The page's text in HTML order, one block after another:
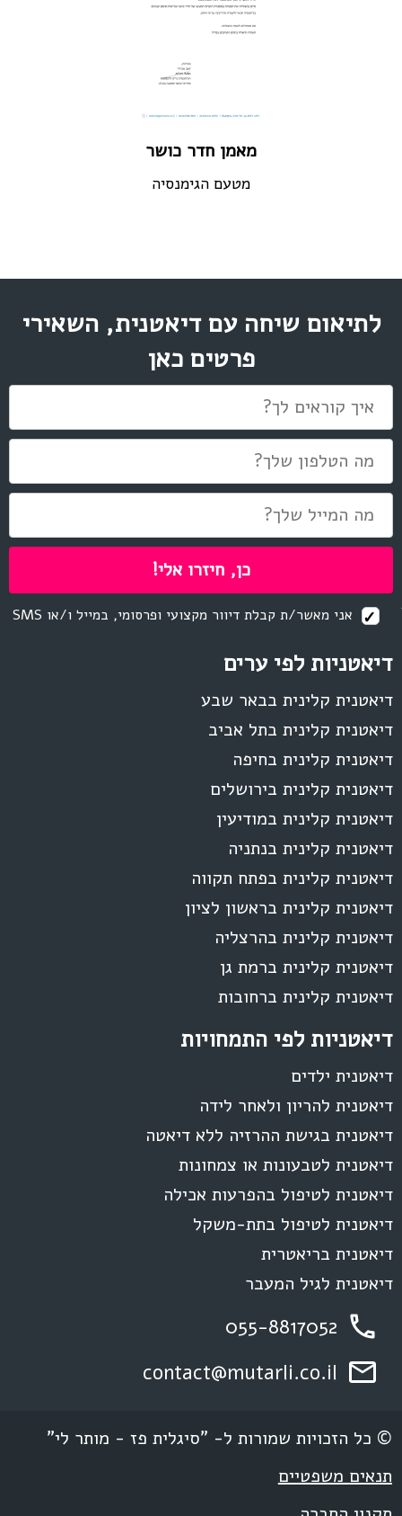
מאמן חדר כושר
מטעם הגימנסיה
דיאטניות לפי ערים
דיאטנית קלינית בבאר שבע
דיאטנית קלינית בתל אביב
דיאטנית קלינית בחיפה
דיאטנית קלינית בירושלים
דיאטנית קלינית במודיעין
דיאטנית קלינית בנתניה
דיאטנית קלינית בפתח תקווה
דיאטנית קלינית בראשון לציון
דיאטנית קלינית בהרצליה
דיאטנית קלינית ברמת גן
דיאטנית קלינית ברחובות
דיאטניות לפי התמחויות
דיאטנית ילדים
דיאטנית להריון ולאחר לידה
דיאטנית בגישת ההרזיה ללא דיאטה
דיאטנית לטבעונות או צמחונות
דיאטנית לטיפול בהפרעות אכילה
דיאטנית לטיפול בתת-משקל
דיאטנית בריאטרית
דיאטנית לגיל המעבר
לתיאום שיחה עם דיאטנית, השאירי
פרטים כאן
אני מאשר/ת קבלת דיוור מקצועי ופרסומי, במייל ו/או SMS
055-8817052
contact@mutarli.co.il
© כל הזכויות שמורות ל- "סיגלית פז - מותר לי"
תנאים משפטיים